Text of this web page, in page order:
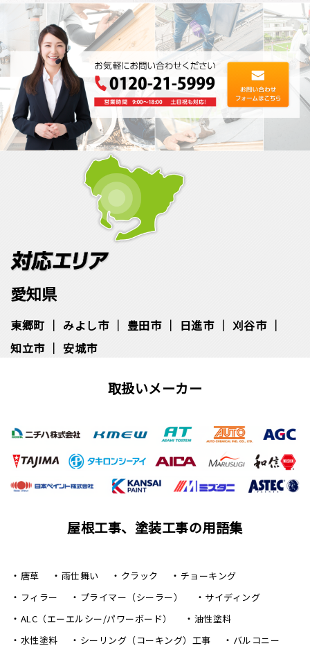
愛知県
東郷町 みよし市 豊田市 日進市
刈谷市
知立市
安城市
取扱いメーカー
屋根工事、塗装工事の用語集
唐草 雨仕舞い クラック
チョーキング
フィラー
プライマー（シーラー）
サイディング
ALC（エーエルシー/パワーボード）
油性塗料
水性塗料
シーリング（コーキング）工事
バルコニー